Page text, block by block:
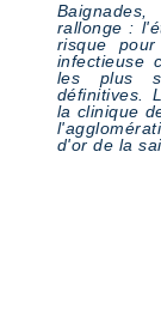
rallonge :
risque
infectieuse
les plus
définitives.
la clinique
d'or de la